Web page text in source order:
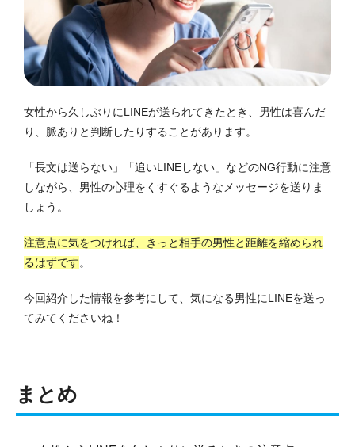
女性から久しぶりにLINEが送られてきたとき、男性は喜んだ
り、脈ありと判断したりすることがあります。
「長文は送らない」「追いLINEしない」などのNG行動に注意
しながら、男性の心理をくすぐるようなメッセージを送りま
しょう。
注意点に気をつければ、きっと相手の男性と距離を縮められ
るはずです。
今回紹介した情報を参考にして、気になる男性にLINEを送っ
てみてくださいね！
まとめ